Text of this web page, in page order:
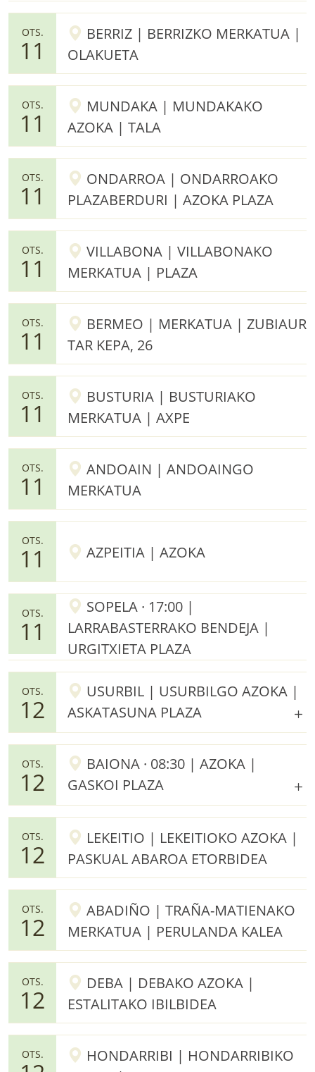
OTS.
11
BERRIZ | BERRIZKO MERKATUA |
OLAKUETA
OTS.
11
MUNDAKA | MUNDAKAKO
AZOKA | TALA
OTS.
11
ONDARROA | ONDARROAKO
PLAZABERDURI | AZOKA PLAZA
OTS.
11
VILLABONA | VILLABONAKO
MERKATUA | PLAZA
OTS.
11
BERMEO | MERKATUA | ZUBIAUR
TAR KEPA, 26
OTS.
11
BUSTURIA | BUSTURIAKO
MERKATUA | AXPE
OTS.
11
ANDOAIN | ANDOAINGO
MERKATUA
OTS.
11 AZPEITIA | AZOKA
OTS.
11
SOPELA · 17:00 |
LARRABASTERRAKO BENDEJA |
URGITXIETA PLAZA
OTS.
12
USURBIL | USURBILGO AZOKA |
ASKATASUNA PLAZA
OTS.
12
BAIONA · 08:30 | AZOKA |
GASKOI PLAZA
OTS.
12
LEKEITIO | LEKEITIOKO AZOKA |
PASKUAL ABAROA ETORBIDEA
OTS.
12
ABADIÑO | TRAÑA-MATIENAKO
MERKATUA | PERULANDA KALEA
OTS.
12
DEBA | DEBAKO AZOKA |
ESTALITAKO IBILBIDEA
OTS.
HONDARRIBI | HONDARRIBIKO